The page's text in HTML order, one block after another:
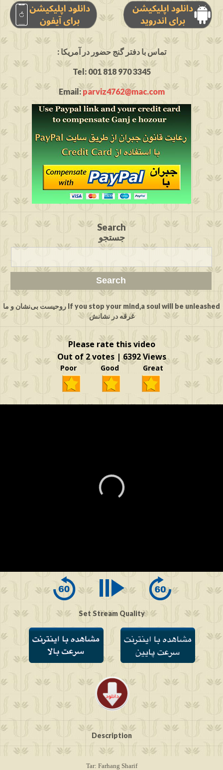
: تماس با دفتر گنج حضور در آمریکا
Tel: 001 818 970 3345
Email:parviz4762@mac.com
Search
جستجو
If you stop your mind,a soul will be unleashed روحیست بی‌نشان و ما
غرقه در نشانش
Please rate this video
Out of 2 votes | 6392 Views
Poor Good Great
of
Set Stream Quality
Description
Tar: Farhang Sharif